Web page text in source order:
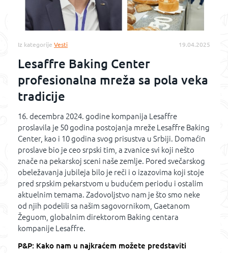
Iz kategorije Vesti 19.04.2025
Lesaffre Baking Center
profesionalna mreža sa pola veka
tradicije
16. decembra 2024. godine kompanija Lesaffre
proslavila je 50 godina postojanja mreže Lesaffre Baking
Center, kao i 10 godina svog prisustva u Srbiji. Domaćin
proslave bio je ceo srpski tim, a zvanice svi koji nešto
znače na pekarskoj sceni naše zemlje. Pored svečarskog
obeležavanja jubileja bilo je reči i o izazovima koji stoje
pred srpskim pekarstvom u budućem periodu i ostalim
aktuelnim temama. Zadovoljstvo nam je što smo neke
od njih podelili sa našim sagovornikom, Gaetanom
Žeguom, globalnim direktorom Baking centara
kompanije Lesaffre.
P&P: Kako nam u najkraćem možete predstaviti